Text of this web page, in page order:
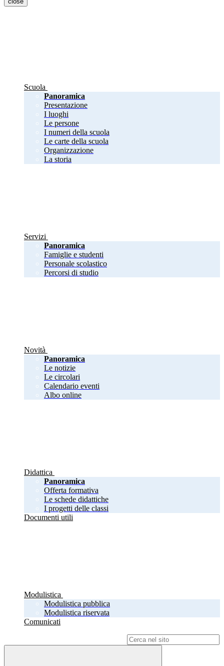
Scuola
Panoramica
Presentazione
I luoghi
Le persone
I numeri della scuola
Le carte della scuola
Organizzazione
La storia
Servizi
Panoramica
Famiglie e studenti
Personale scolastico
Percorsi di studio
Novità
Panoramica
Le notizie
Le circolari
Calendario eventi
Albo online
Didattica
Panoramica
Offerta formativa
Le schede didattiche
I progetti delle classi
Documenti utili
Modulistica
Modulistica pubblica
Modulistica riservata
Comunicati